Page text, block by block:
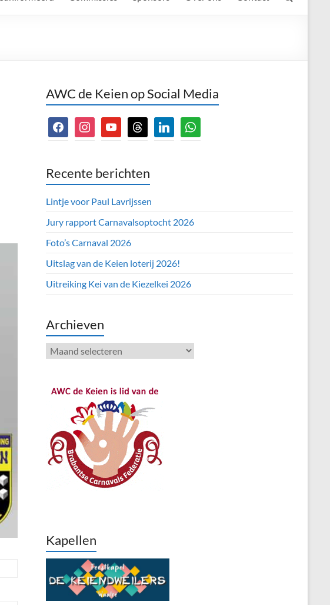
AWC de Keien op Social Media
facebookinstagramyoutubethreads linkedinwhatsapp
Recente berichten
Lintje voor Paul Lavrijssen
Jury rapport Carnavalsoptocht 2026
Foto’s Carnaval 2026
Uitslag van de Keien loterij 2026!
Uitreiking Kei van de Kiezelkei 2026
Archieven
Archieven
Kapellen